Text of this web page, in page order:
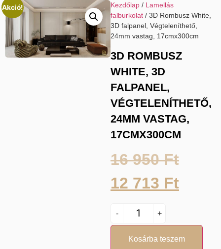
Akció! Kezdőlap / Lamellás
falburkolat / 3D Rombusz White,
3D falpanel, Végteleníthető,
24mm vastag, 17cmx300cm
3D ROMBUSZ
WHITE, 3D
FALPANEL,
VÉGTELENÍTHETŐ,
24MM VASTAG,
17CMX300CM
16 950Ft
12 713 Ft
- +
Kosárba teszem